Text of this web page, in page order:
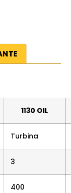
1130 OIL
Turbina
3
400